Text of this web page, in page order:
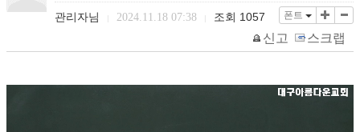
관리자님 2024.11.18 07:38 조회 1057 폰트
신고 스크랩